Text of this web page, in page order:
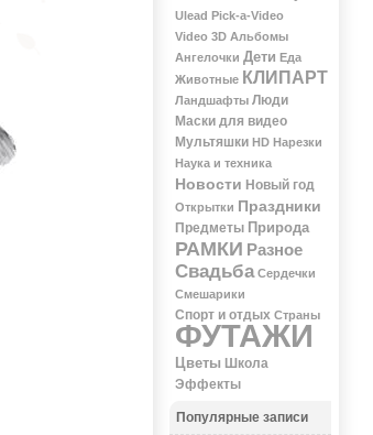
Ulead Pick-a-Video
Video 3D Альбомы
Ангелочки Дети Еда
Животные КЛИПАРТ
Ландшафты Люди
Маски для видео
Мультяшки НD Нарезки
Наука и техника
Новости Новый год
Открытки Праздники
Предметы Природа
РАМКИ Разное
Свадьба Сердечки
Смешарики
Спорт и отдых Страны
ФУТАЖИ
Цветы Школа
Эффекты
Популярные записи